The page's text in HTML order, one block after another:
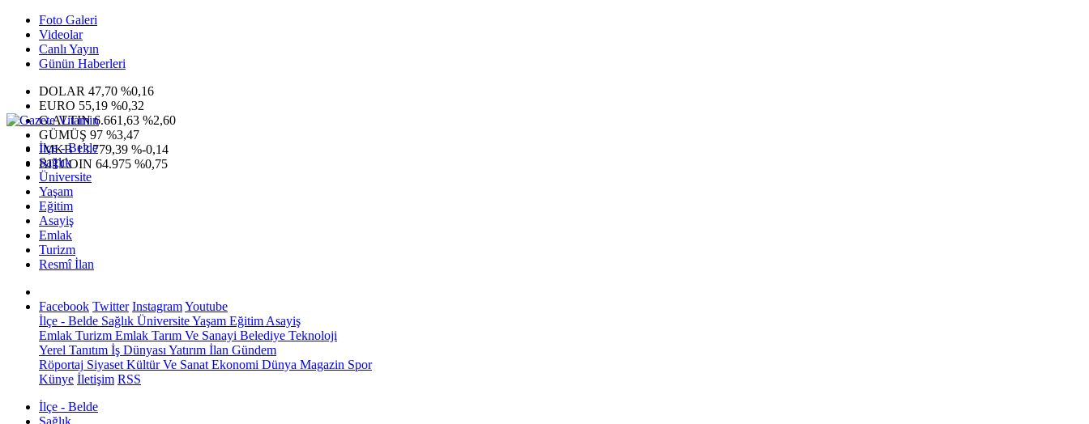
Foto Galeri
Videolar
Canlı Yayın
Günün Haberleri
DOLAR 47,70 %0,16
EURO 55,19 %0,32
G.ALTIN6.661,63 %2,60
GÜMÜŞ 97 %3,47
IMKB13.779,39 %-0,14
BITCOIN 64.975 %0,75
İlçe - Belde
Sağlık
Üniversite
Yaşam
Eğitim
Asayiş
Emlak
Turizm
Resmî İlan
Facebook Twitter InstagramYoutube
İlçe - Belde Sağlık ÜniversiteYaşam Eğitim Asayiş
Emlak Turizm Emlak Tarım Ve Sanayi Belediye Teknoloji
Yerel Tanıtım İş Dünyası Yatırım İlan Gündem
Röportaj Siyaset Kültür Ve Sanat Ekonomi Dünya Magazin Spor
Künye İletişim RSS
İlçe - Belde
Sağlık